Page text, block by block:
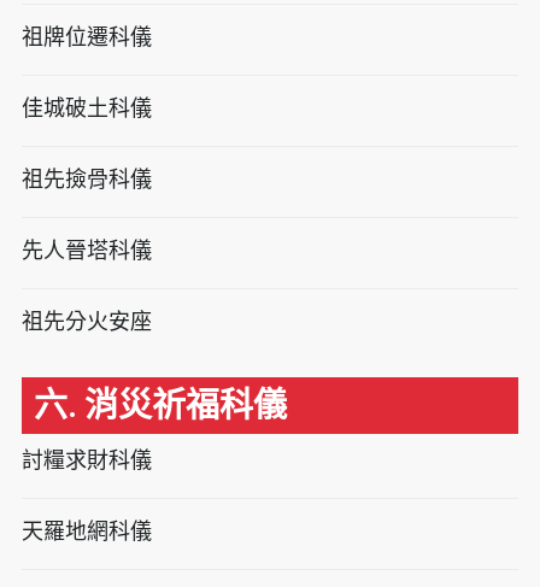
祖牌位遷科儀
佳城破土科儀
祖先撿骨科儀
先人晉塔科儀
祖先分火安座
六. 消災祈福科儀
討糧求財科儀
天羅地網科儀